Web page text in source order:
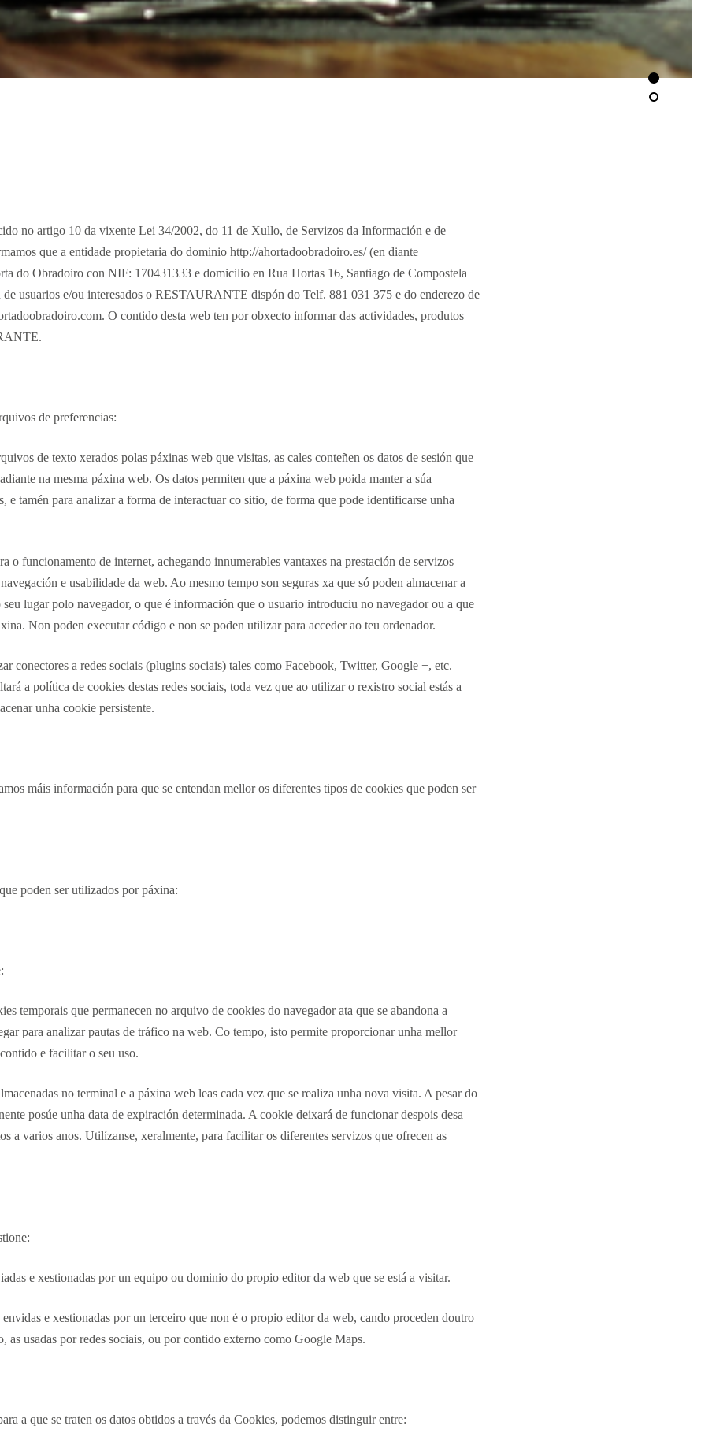
no artigo 10 da vixente Lei 34/2002, do 11 de Xullo, de Servizos da Información e de
que a entidade propietaria do dominio http://ahortadoobradoiro.es/ (en diante
do Obradoiro con NIF: 170431333 e domicilio en Rua Hortas 16, Santiago de Compostela
de usuarios e/ou interesados o RESTAURANTE dispón do Telf. 881 031 375 e do enderezo de
O contido desta web ten por obxecto informar das actividades, produtos
de preferencias:
de texto xerados polas páxinas web que visitas, as cales conteñen os datos de sesión que
na mesma páxina web. Os datos permiten que a páxina web poida manter a súa
e tamén para analizar a forma de interactuar co sitio, de forma que pode identificarse unha
o funcionamento de internet, achegando innumerables vantaxes na prestación de servizos
e usabilidade da web. Ao mesmo tempo son seguras xa que só poden almacenar a
lugar polo navegador, o que é información que o usuario introduciu no navegador ou a que
Non poden executar código e non se poden utilizar para acceder ao teu ordenador.
conectores a redes sociais (plugins sociais) tales como Facebook, Twitter, Google +, etc.
a política de cookies destas redes sociais, toda vez que ao utilizar o rexistro social estás a
unha cookie persistente.
máis información para que se entendan mellor os diferentes tipos de cookies que poden ser
poden ser utilizados por páxina:
temporais que permanecen no arquivo de cookies do navegador ata que se abandona a
para analizar pautas de tráfico na web. Co tempo, isto permite proporcionar unha mellor
e facilitar o seu uso.
no terminal e a páxina web leas cada vez que se realiza unha nova visita. A pesar do
posúe unha data de expiración determinada. A cookie deixará de funcionar despois desa
a varios anos. Utilízanse, xeralmente, para facilitar os diferentes servizos que ofrecen as
e xestionadas por un equipo ou dominio do propio editor da web que se está a visitar.
e xestionadas por un terceiro que non é o propio editor da web, cando proceden doutro
as usadas por redes sociais, ou por contido externo como Google Maps.
a que se traten os datos obtidos a través da Cookies, podemos distinguir entre: